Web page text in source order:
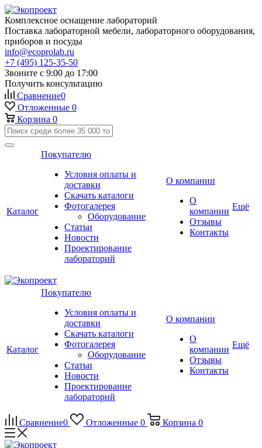
Комплексное оснащение лабораторий
Поставка лабораторной мебели, лабораторного оборудования,
приборов и посуды
info@ecoprolab.ru
+7 (495) 125-35-50
Звоните с 9:00 до 17:00
Получить консультацию
Сравнение0
Отложенные 0
Корзина 0
Каталог
Покупателю
Условия оплаты и
доставки
Скачать каталоги
Фотогалерея
Оборудование
Статьи
Новости
Проектирование
лабораторий
О компании
О
компании
Отзывы
Контакты
Ещё
Каталог
Покупателю
Условия оплаты и
доставки
Скачать каталоги
Фотогалерея
Оборудование
Статьи
Новости
Проектирование
лабораторий
О компании
О
компании
Отзывы
Контакты
Ещё
Сравнение0 Отложенные 0 Корзина 0